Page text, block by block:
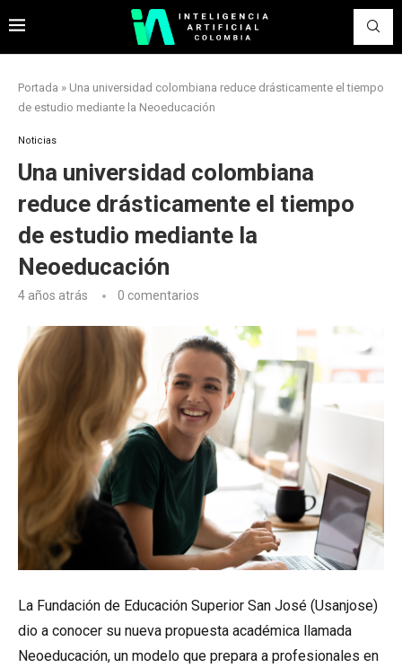
Portada » Una universidad colombiana reduce drásticamente el tiempo
de estudio mediante la Neoeducación
Noticias
Una universidad colombiana
reduce drásticamente el tiempo
de estudio mediante la
Neoeducación
4 años atrás 0 comentarios
La Fundación de Educación Superior San José (Usanjose)
dio a conocer su nueva propuesta académica llamada
Neoeducación, un modelo que prepara a profesionales en